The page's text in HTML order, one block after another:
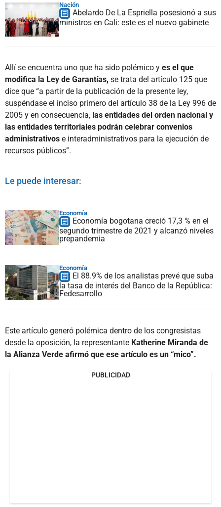
Nación
Abelardo De La Espriella posesionó a sus
ministros en Cali: este es el nuevo gabinete
Allí se encuentra uno que ha sido polémico y es el que
modifica la Ley de Garantías, se trata del artículo 125 que
dice que “a partir de la publicación de la presente ley,
suspéndase el inciso primero del artículo 38 de la Ley 996 de
2005 y en consecuencia, las entidades del orden nacional y
las entidades territoriales podrán celebrar convenios
administrativos e interadministrativos para la ejecución de
recursos públicos”.
Le puede interesar:
Economía
Economía bogotana creció 17,3 % en el
segundo trimestre de 2021 y alcanzó niveles
prepandemia
Economía
El 88.9% de los analistas prevé que suba
la tasa de interés del Banco de la República:
Fedesarrollo
Este artículo generó polémica dentro de los congresistas
desde la oposición, la representante Katherine Miranda de
la Alianza Verde afirmó que ese artículo es un “mico”.
PUBLICIDAD